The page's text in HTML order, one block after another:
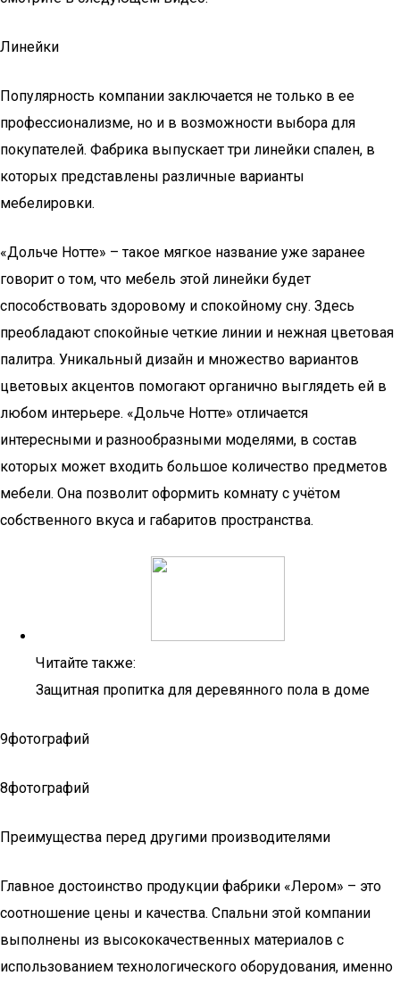
Линейки
Популярность компании заключается не только в ее
профессионализме, но и в возможности выбора для
покупателей. Фабрика выпускает три линейки спален, в
которых представлены различные варианты
мебелировки.
«Дольче Нотте» – такое мягкое название уже заранее
говорит о том, что мебель этой линейки будет
способствовать здоровому и спокойному сну. Здесь
преобладают спокойные четкие линии и нежная цветовая
палитра. Уникальный дизайн и множество вариантов
цветовых акцентов помогают органично выглядеть ей в
любом интерьере. «Дольче Нотте» отличается
интересными и разнообразными моделями, в состав
которых может входить большое количество предметов
мебели. Она позволит оформить комнату с учётом
собственного вкуса и габаритов пространства.
Читайте также:
Защитная пропитка для деревянного пола в доме
9фотографий
8фотографий
Преимущества перед другими производителями
Главное достоинство продукции фабрики «Лером» – это
соотношение цены и качества. Спальни этой компании
выполнены из высококачественных материалов с
использованием технологического оборудования, именно